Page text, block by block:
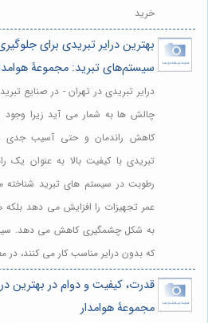
خرید
بهترین درایر تبریدی برای
سیستم‌های تبرید: مجموعۀ
درایر تبریدی در تهران - در صنایع
چالش ها به شمار می آید زیرا وجود
کاهش راندمان و حتی آسیب جدی
تبریدی با کیفیت بالا به عنوان یک
رطوبت در سیستم های تبرید شناخته
عمر تجهیزات را افزایش می دهد بلکه
به شکل چشمگیری کاهش می دهد.
که بدون درایر مناسب کار می کنند،
قدرت، کیفیت و دوام در بهترین
مجموعۀ هوامدار